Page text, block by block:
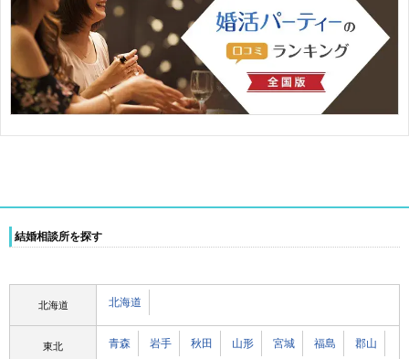
結婚相談所を探す
北海道 北海道
東北 青森 岩手 秋田 山形 宮城 福島 郡山